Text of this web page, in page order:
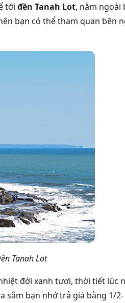
tới đền Tanah Lot, nằm ngoài
bạn có thể tham quan bên
Tanah Lot
đới xanh tươi, thời tiết lúc
sắm bạn nhớ trả giá bằng 1/